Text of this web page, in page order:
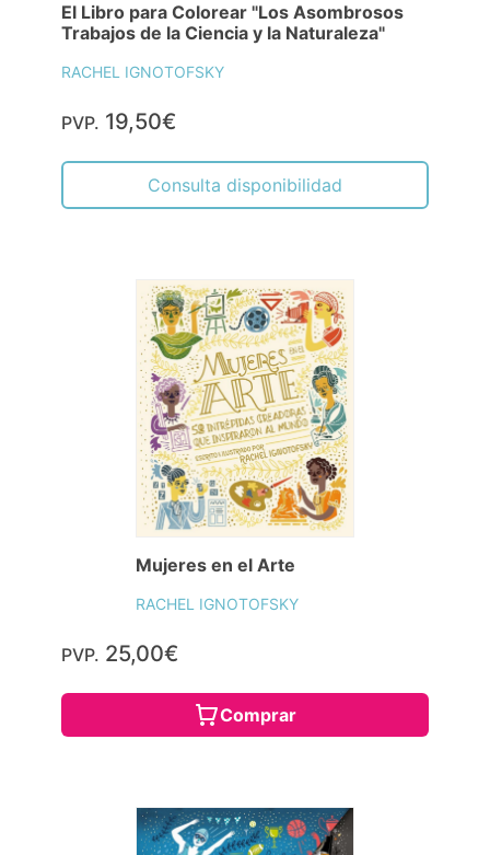
El Libro para Colorear "Los Asombrosos
Trabajos de la Ciencia y la Naturaleza"
RACHEL IGNOTOFSKY
PVP. 19,50€
Consulta disponibilidad
Mujeres en el Arte
RACHEL IGNOTOFSKY
PVP. 25,00€
Comprar